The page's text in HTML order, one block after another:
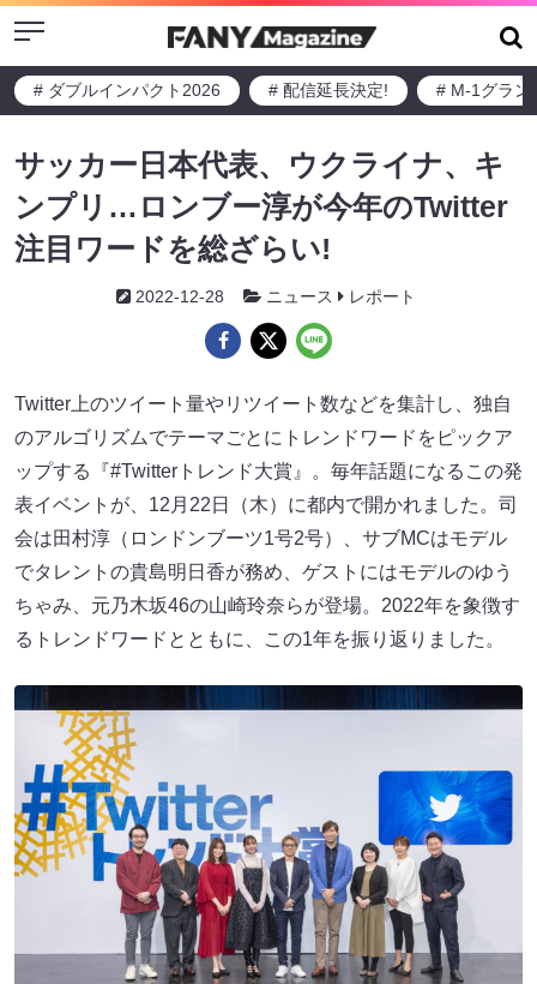
Menu
# ダブルインパクト2026 # 配信延長決定! # M-1グラン
サッカー日本代表、ウクライナ、キ
ンプリ…ロンブー淳が今年のTwitter
注目ワードを総ざらい!
2022-12-28 ニュース レポート
Twitter上のツイート量やリツイート数などを集計し、独自
のアルゴリズムでテーマごとにトレンドワードをピックア
ップする『#Twitterトレンド大賞』。毎年話題になるこの発
表イベントが、12月22日（木）に都内で開かれました。司
会は田村淳（ロンドンブーツ1号2号）、サブMCはモデル
でタレントの貴島明日香が務め、ゲストにはモデルのゆう
ちゃみ、元乃木坂46の山崎玲奈らが登場。2022年を象徴す
るトレンドワードとともに、この1年を振り返りました。